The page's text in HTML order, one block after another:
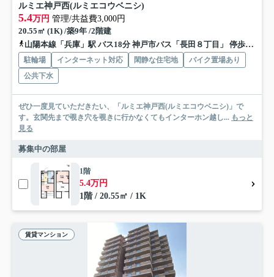
ルミエ神戸西(ルミエコウベニシ)
5.4万円 管理/共益費3,000円
20.55㎡ (1K) /築9年 /2階建
山陽本線「兵庫」駅 バス18分 神戸市バス「長田８丁目」 停歩2分
駐輪場 インターネット対応 閑静な住宅地
バイク置場あり
公共下水
ぜひ一度見ていただきたい、「ルミエ神戸西(ルミエコウベニシ)」で
す。玄関先まで覗き穴を覗きに行かなくてもインターホン越し... もっと
見る
募集中の部屋
1階
5.4万円
1階 / 20.55㎡ / 1K
賃貸マンション